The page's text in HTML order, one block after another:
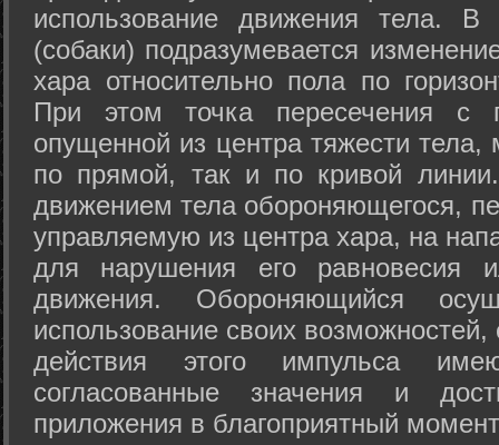
использование движения тела.
(собаки) подразумевается
хара относительно пола по
При этом точка пересечения с
опущенной из центра тяжести
по прямой, так и по кривой
движением тела обороняющегося,
управляемую из центра хара, на
для нарушения его равновесия
движения. Обороняющийся
использование своих
действия этого импульса
согласованные значения и
приложения в благоприятный